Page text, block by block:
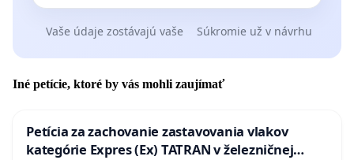
Vaše údaje zostávajú vaše Súkromie už v návrhu
Iné petície, ktoré by vás mohli zaujímať
Petícia za zachovanie zastavovania vlakov
kategórie Expres (Ex) TATRAN v železničnej